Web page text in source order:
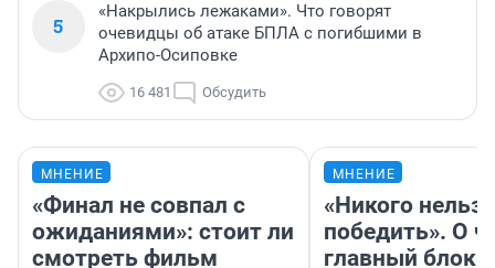
5
«Накрылись лежаками». Что говорят
очевидцы об атаке БПЛА с погибшими в
Архипо-Осиповке
16 481 Обсудить
МНЕНИЕ
«Финал не совпал с
ожиданиями»: стоит ли
смотреть фильм
МНЕНИЕ
«Никого нельзя
победить». О
главный